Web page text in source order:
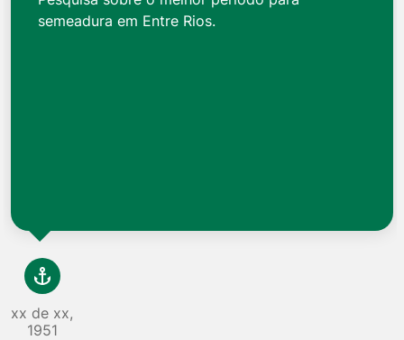
semeadura em Entre Rios.
xx de xx,
1951